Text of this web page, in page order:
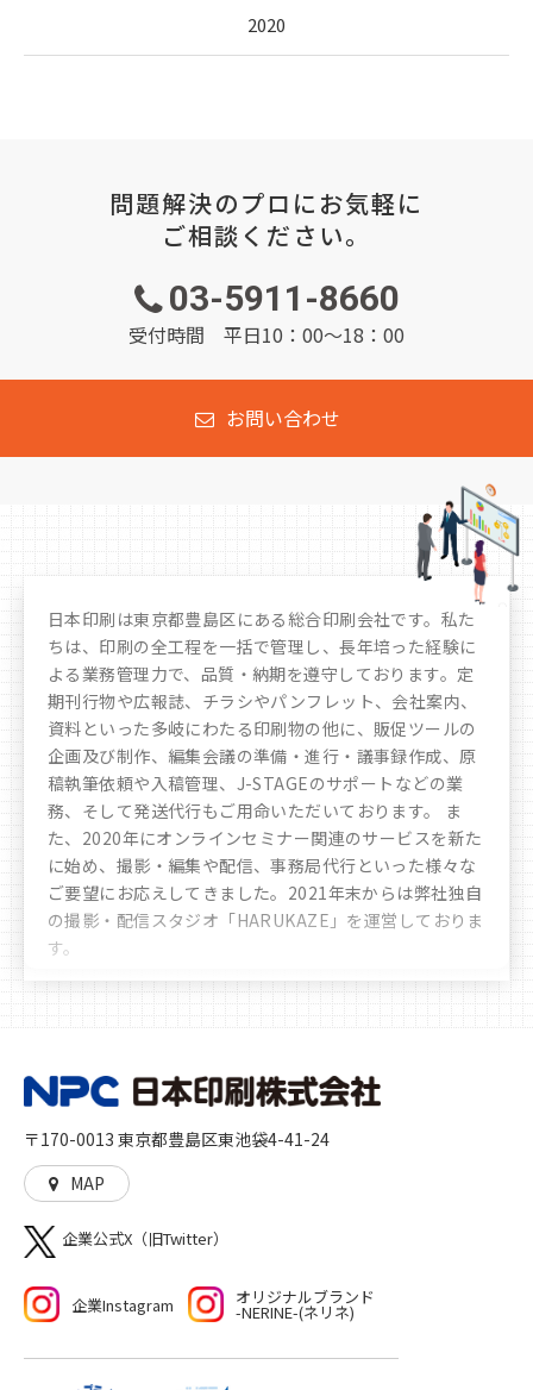
2020
問題解決のプロにお気軽に
ご相談ください。
03-5911-8660
受付時間 平日10：00～18：00
お問い合わせ
日本印刷は東京都豊島区にある総合印刷会社です。私た
ちは、印刷の全工程を一括で管理し、長年培った経験に
よる業務管理力で、品質・納期を遵守しております。定
期刊行物や広報誌、チラシやパンフレット、会社案内、
資料といった多岐にわたる印刷物の他に、販促ツールの
企画及び制作、編集会議の準備・進行・議事録作成、原
稿執筆依頼や入稿管理、J-STAGEのサポートなどの業
務、そして発送代行もご用命いただいております。 ま
た、2020年にオンラインセミナー関連のサービスを新た
に始め、撮影・編集や配信、事務局代行といった様々な
ご要望にお応えしてきました。 2021年末からは弊社独自
の撮影・配信スタジオ「HARUKAZE」を運営しておりま
す。
豊富なノウハウや実績により、お客様へ多彩かつ最善な
選択肢のご提案をさせていただきます。時代の移り変わ
に、社会に、彩りを加えるとともに、想像や行動の機会
る「モノ」づくり、印刷物をきっかけとした新たな機会
や世界を生む「コト」づくりの両方をご提供いたしま
す。
〒170-0013 東京都豊島区東池袋4-41-24
MAP
企業公式X（旧Twitter）
企業Instagram オリジナルブランド
-NERINE-(ネリネ)